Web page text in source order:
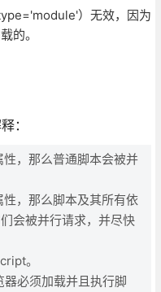
）无效，因为
的。
：
，那么普通脚本会被并
，那么脚本及其所有依
会被并行请求，并尽快
。
必须加载并且执行脚